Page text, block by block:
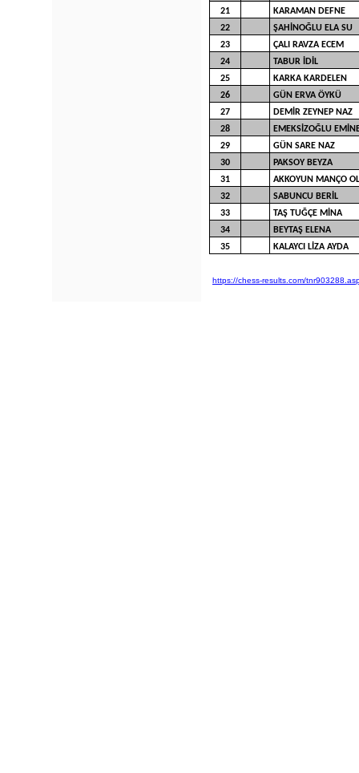
21
KARAMAN DEFNE
22
ŞAHİNOĞLU ELA SU
23
ÇALI RAVZA ECEM
24
TABUR İDİL
25
KARKA KARDELEN
26
GÜN ERVA ÖYKÜ
27
DEMİR ZEYNEP NAZ
28
EMEKSİZOĞLU
29
GÜN SARE NAZ
30
PAKSOY BEYZA
31
AKKOYUN MANÇO
32
SABUNCU BERİL
33
TAŞ TUĞÇE MİNA
34
BEYTAŞ ELENA
35
KALAYCI LİZA AYDA
https://chess-results.com/